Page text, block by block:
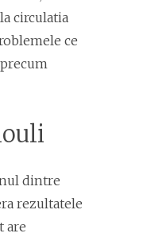
circulatia
ce
dintre
rezultatele
are